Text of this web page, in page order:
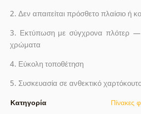
2. Δεν απαιτείται πρόσθετο πλαίσιο ή
3. Εκτύπωση με σύγχρονα πλότερ —
χρώματα
4. Εύκολη τοποθέτηση
5. Συσκευασία σε ανθεκτικό
Κατηγορία Πίνακες